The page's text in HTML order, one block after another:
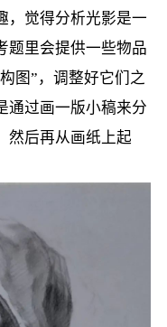
，觉得分析光影是一
题里会提供一些物品
图”，调整好它们之
通过画一版小稿来分
然后再从画纸上起